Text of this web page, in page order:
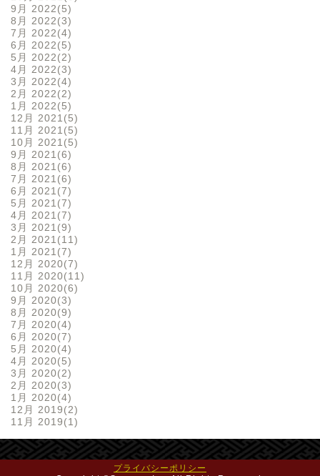
9月 2022 5
8月 2022 3
7月 2022 4
6月 2022 5
5月 2022 2
4月 2022 3
3月 2022 4
2月 2022 2
1月 2022 5
12月 2021
5
11月 2021
5
10月 2021
5
9月 2021
6
8月 2021
6
7月 2021
6
6月 2021
7
5月 2021
7
4月 2021
7
3月 2021
9
2月 2021
11
1月 2021
7
12月 2020 7
11月 2020 11
10月 2020 6
9月 2020 3
8月 2020 9
7月 2020 4
6月 2020 7
5月 2020 4
4月 2020 5
3月 2020 2
2月 2020 3
1月 2020 4
12月 2019 2
11月 2019 1
プライバシーポリシー